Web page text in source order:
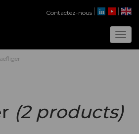
Contactez-nous
(2 products)